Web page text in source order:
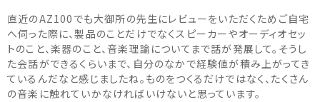
直近のAZ100でも大御所の先生にレビューをいただくためご自宅
へ伺った際に、製品のことだけでなくスピーカーやオーディオセッ
トのこと、楽器のこと、音楽理論についてまで話が発展して。そうし
た会話ができるくらいまで、自分のなかで経験値が積み上がってき
ているんだなと感じましたね。ものをつくるだけではなく、たくさん
の音楽に触れていかなければいけないと思っています。